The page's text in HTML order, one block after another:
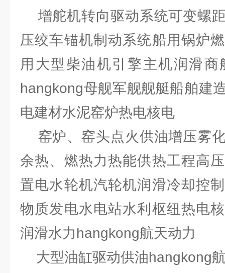
增舵机转向驱动系统可变螺
压绞车锚机制动系统船用锅炉
用大型柴油机引擎主机润滑
hangkong母舰军舰舰艇船舶建
电建材水泥窑炉热电核电
窑炉、窑头点火供油增压雾
余热、燃热力热能供热工程高
置电水轮机汽轮机润滑冷却控
物质发电水电站水利枢纽热电
润滑水力hangkong航天动力
大型油缸驱动供油hangkong